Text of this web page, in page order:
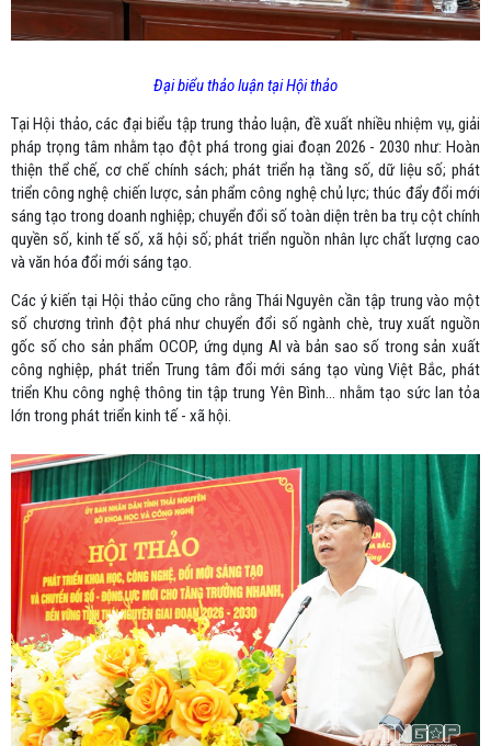
Đại biểu thảo luận tại Hội thảo
Tại Hội thảo, các đại biểu tập trung thảo luận, đề xuất nhiều nhiệm vụ, giải
pháp trọng tâm nhằm tạo đột phá trong giai đoạn 2026 - 2030 như: Hoàn
thiện thể chế, cơ chế chính sách; phát triển hạ tầng số, dữ liệu số; phát
triển công nghệ chiến lược, sản phẩm công nghệ chủ lực; thúc đẩy đổi mới
sáng tạo trong doanh nghiệp; chuyển đổi số toàn diện trên ba trụ cột chính
quyền số, kinh tế số, xã hội số; phát triển nguồn nhân lực chất lượng cao
và văn hóa đổi mới sáng tạo.
Các ý kiến tại Hội thảo cũng cho rằng Thái Nguyên cần tập trung vào một
số chương trình đột phá như chuyển đổi số ngành chè, truy xuất nguồn
gốc số cho sản phẩm OCOP, ứng dụng AI và bản sao số trong sản xuất
công nghiệp, phát triển Trung tâm đổi mới sáng tạo vùng Việt Bắc, phát
triển Khu công nghệ thông tin tập trung Yên Bình… nhằm tạo sức lan tỏa
lớn trong phát triển kinh tế - xã hội.